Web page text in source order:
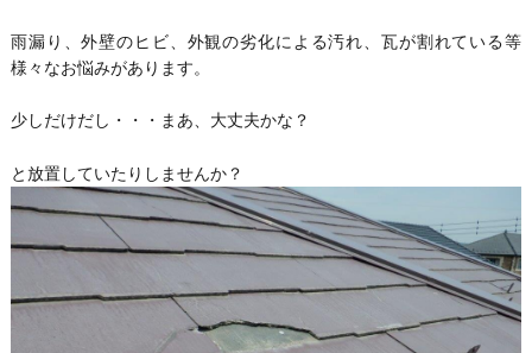
雨漏り、外壁のヒビ、外観の劣化による汚れ、瓦が割れている等
様々なお悩みがあります。
少しだけだし・・・まあ、大丈夫かな？
と放置していたりしませんか？